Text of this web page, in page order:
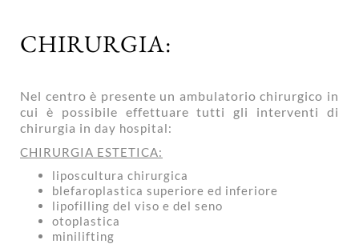
CHIRURGIA:
Nel centro è presente un ambulatorio chirurgico in
cui è possibile effettuare tutti gli interventi di
chirurgia in day hospital:
CHIRURGIA ESTETICA:
liposcultura chirurgica
blefaroplastica superiore ed inferiore
lipofilling del viso e del seno
otoplastica
minilifting